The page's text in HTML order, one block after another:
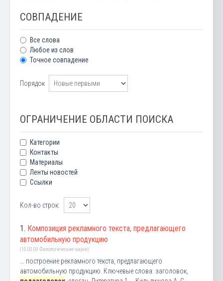
СОВПАДЕНИЕ
Все слова
Любое из слов
Точное совпадение
Порядок
ОГРАНИЧЕНИЕ ОБЛАСТИ ПОИСКА
Категории
Контакты
Материалы
Ленты новостей
Ссылки
Кол-во строк:
1. Композиция рекламного текста, предлагающего
автомобильную продукцию
(10.00.00 Филологические науки)
... построение рекламного текста, предлагающего
автомобильную продукцию. Ключевые слова: заголовок,